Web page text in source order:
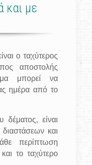
και με
ο ταχύτερος
αποστολής
μπορεί να
ημέρα από το
είναι
και
περίπτωση
το ταχύτερο